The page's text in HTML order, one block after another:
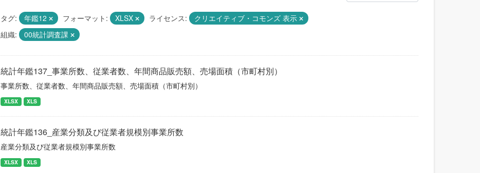
タグ: 年鑑12 フォーマット: XLSX ライセンス:
クリエイティブ・コモンズ 表示
組織:
00統計調査課
統計年鑑137_事業所数、従業者数、年間商品販売額、売場面積（市町村別）
事業所数、従業者数、年間商品販売額、売場面積（市町村別）
XLSX XLS
統計年鑑136_産業分類及び従業者規模別事業所数
産業分類及び従業者規模別事業所数
XLSX XLS